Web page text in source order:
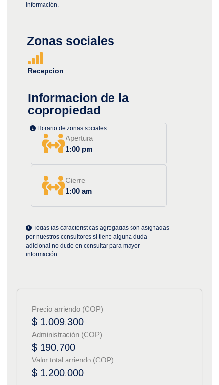
información.
Zonas sociales
Recepcion
Informacion de la
copropiedad
Horario de zonas sociales
Apertura
1:00 pm
Cierre
1:00 am
Todas las caracteristicas agregadas son asignadas
por nuestros consultores si tiene alguna duda
adicional no dude en consultar para mayor
información.
Precio arriendo (COP)
$ 1.009.300
Administración (COP)
$ 190.700
Valor total arriendo (COP)
$ 1.200.000